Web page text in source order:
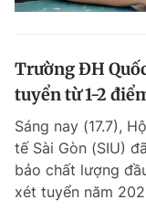
Trường ĐH
tuyển từ 1-2
Sáng nay (17.7),
tế Sài Gòn (SIU)
bảo chất lượng
xét tuyển năm